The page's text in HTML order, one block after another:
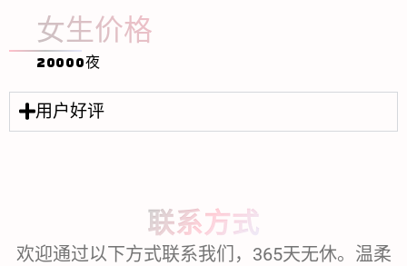
女生价格
20000夜
用户好评
联系方式
欢迎通过以下方式联系我们，365天无休。温柔